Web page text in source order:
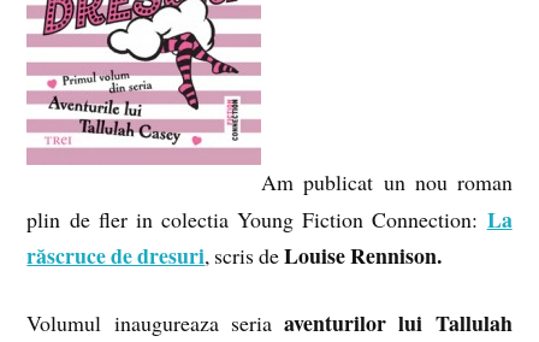
Am publicat un nou roman
plin de fler in colectia Young Fiction Connection: La
răscruce de dresuri, scris deLouise Rennison.
Volumul inaugureaza seriaaventurilor lui Tallulah